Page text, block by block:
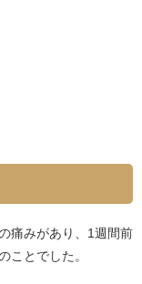
痛みがあり、1週間前
ことでした。